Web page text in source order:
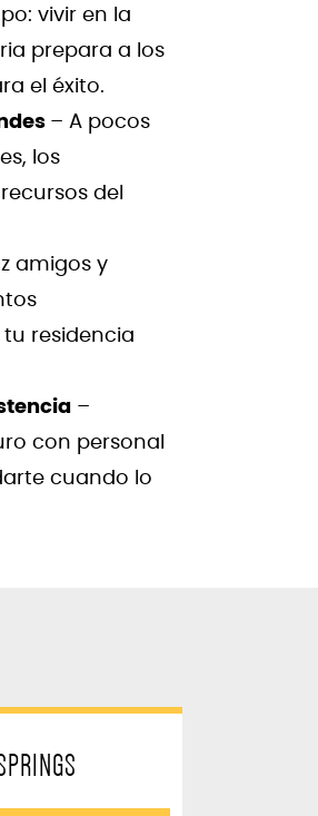
vivir en la
prepara a los
el éxito.
– A pocos
los
del
amigos y
residencia
–
con personal
cuando lo